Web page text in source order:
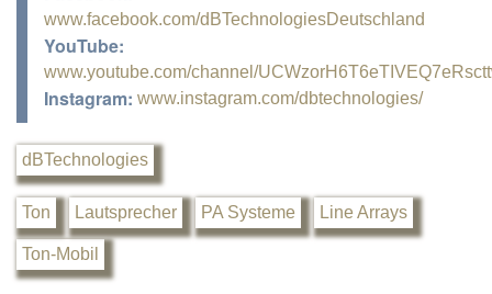
www.facebook.com/dBTechnologiesDeutschland
YouTube:
www.youtube.com/channel/
Instagram: www.instagram.com/dbtechnologies/
dBTechnologies
Ton Lautsprecher PA Systeme Line Arrays
Ton-Mobil